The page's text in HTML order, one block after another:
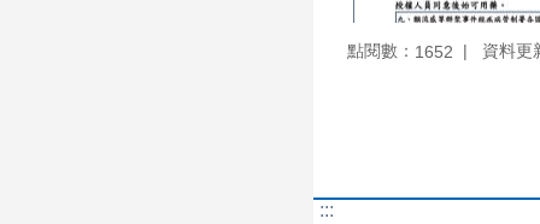
點閱數： 1652 資料更
:::